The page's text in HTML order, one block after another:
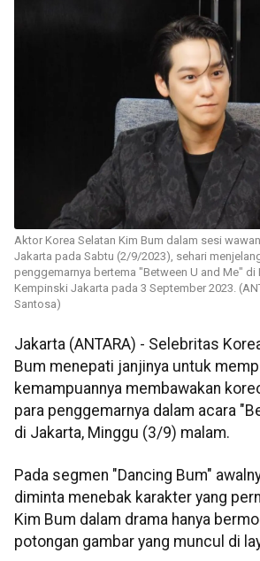
Aktor Korea Selatan Kim Bum dalam sesi
Jakarta pada Sabtu (2/9/2023), sehari
penggemarnya bertema "Between U and Me" di
Kempinski Jakarta pada 3 September 2023.
Santosa)
Jakarta (ANTARA) - Selebritas
Bum menepati janjinya untuk
kemampuannya membawakan
para penggemarnya dalam acara
di Jakarta, Minggu (3/9) malam.
Pada segmen "Dancing Bum"
diminta menebak karakter yang
Kim Bum dalam drama hanya
potongan gambar yang muncul di